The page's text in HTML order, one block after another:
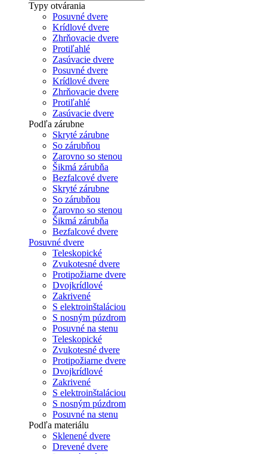
Typy otvárania
Posuvné dvere
Krídlové dvere
Zhrňovacie dvere
Protiľahlé
Zasúvacie dvere
Posuvné dvere
Krídlové dvere
Zhrňovacie dvere
Protiľahlé
Zasúvacie dvere
Podľa zárubne
Skryté zárubne
So zárubňou
Zarovno so stenou
Šikmá zárubňa
Bezfalcové dvere
Skryté zárubne
So zárubňou
Zarovno so stenou
Šikmá zárubňa
Bezfalcové dvere
Posuvné dvere
Teleskopické
Zvukotesné dvere
Protipožiarne dvere
Dvojkrídlové
Zakrivené
S elektroinštaláciou
S nosným púzdrom
Posuvné na stenu
Teleskopické
Zvukotesné dvere
Protipožiarne dvere
Dvojkrídlové
Zakrivené
S elektroinštaláciou
S nosným púzdrom
Posuvné na stenu
Podľa materiálu
Sklenené dvere
Drevené dvere